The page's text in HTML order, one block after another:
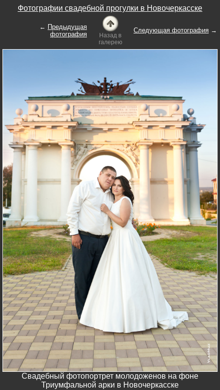
Фотографии свадебной прогулки в Новочеркасске
← Предыдущая
фотография
Назад в
галерею
Следующая фотография →
Свадебный фотопортрет молодоженов на фоне
Триумфальной арки в Новочеркасске